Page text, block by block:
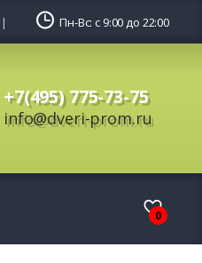
Пн-Вс: с 9:00 до 22:00
+7(495) 775-73-75
info@dveri-prom.ru
0